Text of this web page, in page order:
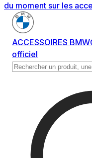
du moment sur les
ACCESSOIRES BMW
officiel